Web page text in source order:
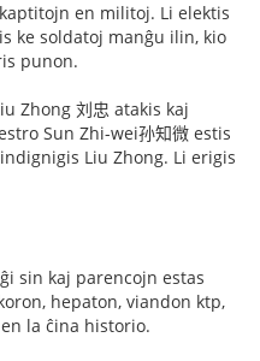
en militoj. Li elektis
ke soldatoj manĝu ilin, kio
punon.
Zhong 刘忠 atakis kaj
Sun Zhi-wei孙知微 estis
Liu Zhong. Li erigis
sin kaj parencojn estas
hepaton, viandon ktp,
la ĉina historio.